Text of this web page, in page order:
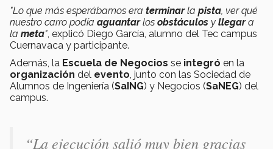
"Lo que más esperábamos era terminarla pista, ver qué
nuestro carro podía aguantarlos obstáculos y llegara
la meta", explicó Diego García, alumno del Tec campus
Cuernavaca y participante.
Además, la Escuela de Negocios se integró en la
organización del evento, junto con las Sociedad de
Alumnos de Ingeniería (SaING) y Negocios (SaNEG) del
campus.
“La ejecución salió muy bien gracias